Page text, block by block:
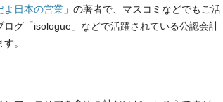
よ日本の営業 」の著者で、マスコミなどでもご活
ログ「isologue」などで活躍されている公認会計
。